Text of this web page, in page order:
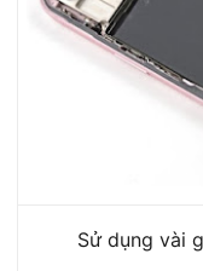
Sử dụng vài